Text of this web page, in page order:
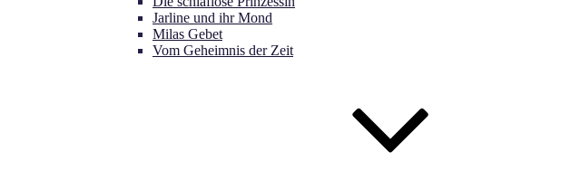
Jarline und ihr Mond
Milas Gebet
Vom Geheimnis der Zeit